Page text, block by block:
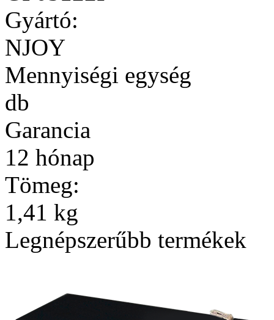
Gyártó:
NJOY
Mennyiségi egység
db
Garancia
12 hónap
Tömeg:
1,41 kg
Legnépszerűbb termékek